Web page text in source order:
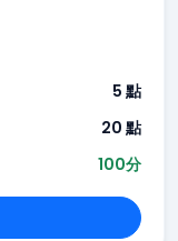
5 點
20 點
100分